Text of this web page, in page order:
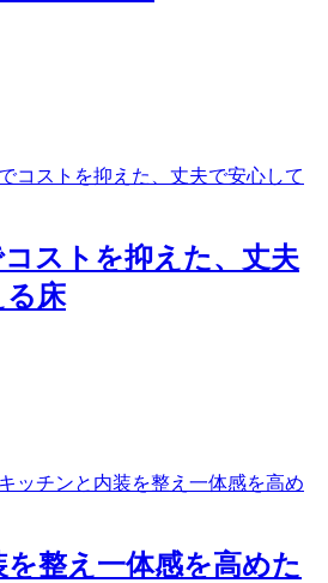
ストを抑えた、丈夫
る床
整え一体感を高めた